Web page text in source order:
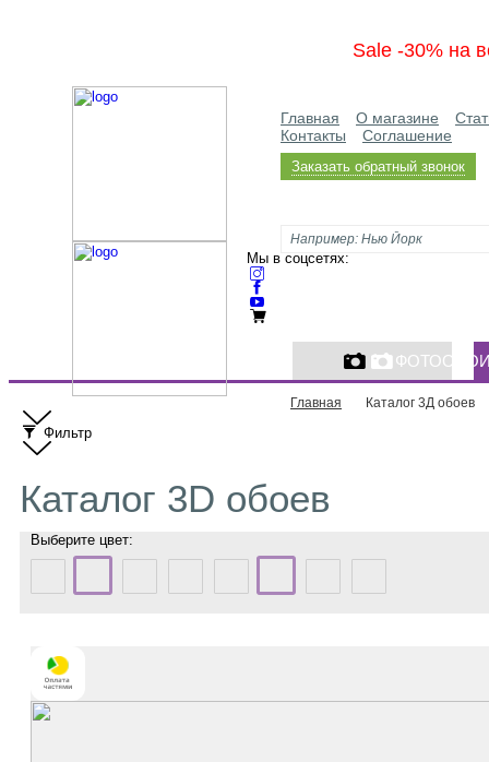
Sale -30% на
Главная О магазине
Контакты
Соглашение
Заказать обратный звонок
Мы в соцсетях:
Главная Каталог 3Д обоев
Фильтр
Каталог 3D обоев
Выберите цвет: